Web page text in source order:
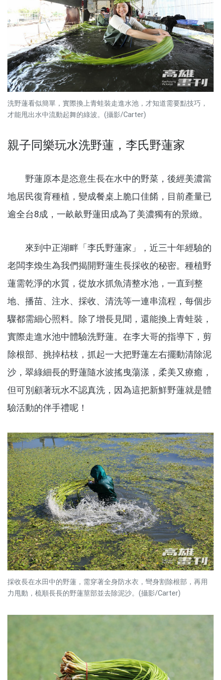
洗野蓮看似簡單，實際換上青蛙裝走進水池，才知道需要點技巧，
才能甩出水中流動起舞的綠波。(攝影/Carter)
親子同樂玩水洗野蓮，李氏野蓮家
野蓮原本是恣意生長在水中的野菜，後經美濃當
地居民復育種植，變成餐桌上脆口佳餚，目前產量已
逾全台8成，一畝畝野蓮田成為了美濃獨有的景緻。
來到中正湖畔「李氏野蓮家」，近三十年經驗的
老闆李煥生為我們揭開野蓮生長採收的秘密。種植野
蓮需乾淨的水質，從放水抓魚清整水池，一直到整
地、播苗、注水、採收、清洗等一連串流程，每個步
驟都需細心照料。除了增長見聞，還能換上青蛙裝，
實際走進水池中體驗洗野蓮。在李大哥的指導下，剪
除根部、挑掉枯枝，抓起一大把野蓮左右擺動清除泥
沙，翠綠細長的野蓮隨水波搖曳蕩漾，柔美又療癒，
但可別顧著玩水不認真洗，因為這把新鮮野蓮就是體
驗活動的伴手禮呢！
採收長在水田中的野蓮，需穿著全身防水衣，彎身割除根部，再用
力甩動，梳順長長的野蓮莖部並去除泥沙。(攝影/Carter)